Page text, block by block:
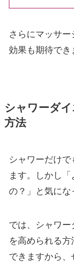
さらにマッサ
効果も期待でき
シャワーダ
方法
シャワーだけ
ます。しかし
の？」と気にな
では、シャワ
を高められる
できますから、